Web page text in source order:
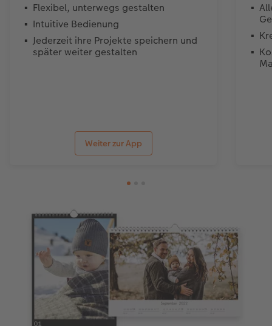
Flexibel, unterwegs gestalten
Intuitive Bedienung
Jederzeit ihre Projekte speichern und
später weiter gestalten
Weiter zur App